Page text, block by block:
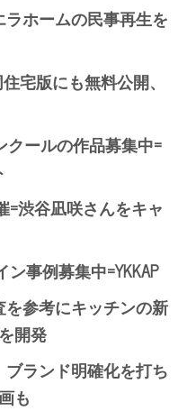
ホームの民事再生を
宅版にも無料公開、
ールの作品募集中=
=渋谷凪咲さんをキャ
事例募集中=YKKAP
参考にキッチンの新
開発
ランド明確化を打ち
も